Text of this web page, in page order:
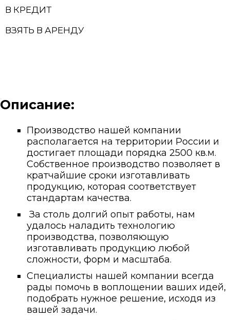
В КРЕДИТ
ВЗЯТЬ В АРЕНДУ
Описание:
Производство нашей компании
располагается на территории России и
достигает площади порядка 2500 кв.м.
Собственное производство позволяет в
кратчайшие сроки изготавливать
продукцию, которая соответствует
стандартам качества.
За столь долгий опыт работы, нам
удалось наладить технологию
производства, позволяющую
изготавливать продукцию любой
сложности, форм и масштаба.
Специалисты нашей компании всегда
рады помочь в воплощении ваших идей,
подобрать нужное решение, исходя из
вашей задачи.